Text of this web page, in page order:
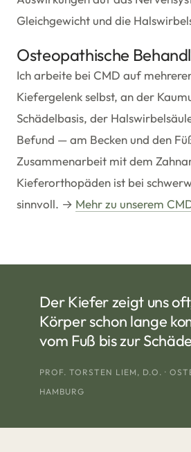
Gleichgewicht und die
Osteopathische
Ich arbeite bei CMD auf
Kiefergelenk selbst, an der
Schädelbasis, der
Befund — am Becken und den
Zusammenarbeit mit dem
Kieferorthopäden ist bei
sinnvoll. → Mehr zu unserem
Der Kiefer zeigt uns
Körper schon lange
vom Fuß bis zur
PROF. TORSTEN LIEM, D.O. ·
HAMBURG